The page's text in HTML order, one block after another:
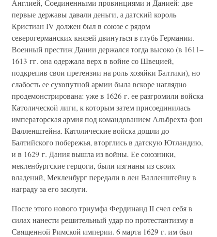
Англией, Соединенными провинциями и Данией: две
первые державы давали деньги, а датский король
Кристиан IV должен был в союзе с рядом
северогерманских князей двинуться в глубь Германии.
Военный престиж Дании держался тогда высоко (в 1611–
1613 гг. она одержала верх в войне со Швецией,
подкрепив свои претензии на роль хозяйки Балтики), но
слабость ее сухопутной армии была вскоре наглядно
продемонстрирована: уже в 1626 г. ее разгромили войска
Католической лиги, к которым затем присоединилась
императорская армия под командованием Альбрехта фон
Валленштейна. Католические войска дошли до
Балтийского побережья, вторглись в датскую Ютландию,
и в 1629 г. Дания вышла из войны. Ее союзники,
мекленбургские герцоги, были изгнаны из своих
владений, Мекленбург передали в лен Валленштейну в
награду за его заслуги.
После этого нового триумфа Фердинанд II счел себя в
силах нанести решительный удар по протестантизму в
Священной Римской империи. 6 марта 1629 г. им был